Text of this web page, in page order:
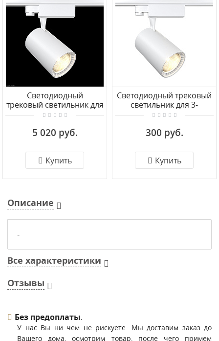
Светодиодный
трековый светильник для
3-фазного шинопровода
26W3K-M-W
5 020 руб.
Купить
Светодиодный трековый
светильник для 3-
фазного трека Maytoni
300 руб.
Купить
Описание
-
Все характеристики
Отзывы
Без предоплаты.
У нас Вы ни чем не рискуете. Мы доставим заказ до
Вашего дома, осмотрим товар, после чего примем